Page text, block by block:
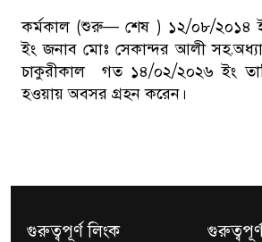
কর্মকাল (শুরু— শেষ ) ১২/০৮/২০১৪
ইং জনাব মোঃ সেকান্দর আলী
চাকুরীকাল গত ১৪/০২/২০২৬ ইং
হওয়ায় অবসর গ্রহন করেন।
গুরুত্বপূর্ণ লিংক